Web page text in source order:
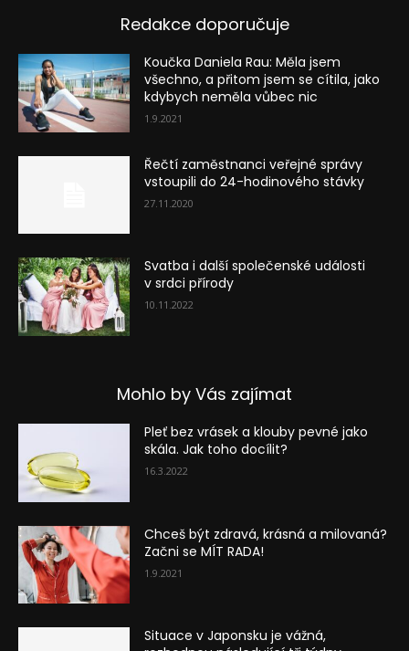
Redakce doporučuje
Koučka Daniela Rau: Měla jsem
všechno, a přitom jsem se cítila, jako
kdybych neměla vůbec nic
1.9.2021
Řečtí zaměstnanci veřejné správy
vstoupili do 24-hodinového stávky
27.11.2020
Svatba i další společenské události
v srdci přírody
10.11.2022
Mohlo by Vás zajímat
Pleť bez vrásek a klouby pevné jako
skála. Jak toho docílit?
16.3.2022
Chceš být zdravá, krásná a milovaná?
Začni se MÍT RADA!
1.9.2021
Situace v Japonsku je vážná,